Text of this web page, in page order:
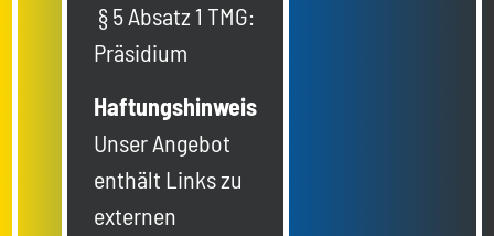
§ 5 Absatz 1 TMG:
Präsidium
Haftungshinweis
Unser Angebot
enthält Links zu
externen